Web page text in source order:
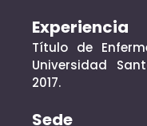
Experiencia
Título de
Universidad
2017.
Sede